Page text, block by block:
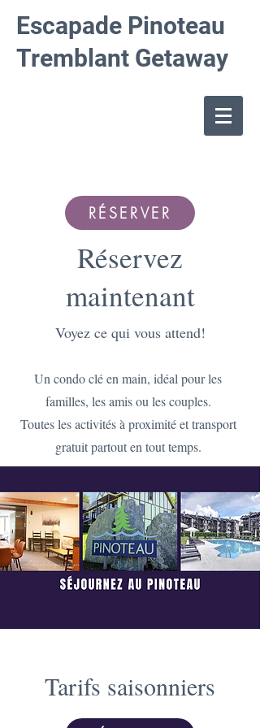
Escapade Pinoteau
Tremblant Getaway
RÉSERVER
Réservez
maintenant
Voyez ce qui vous attend!
Un condo clé en main, idéal pour les
familles, les amis ou les couples.
Toutes les activités à proximité et transport
gratuit partout en tout temps.
Tarifs saisonniers